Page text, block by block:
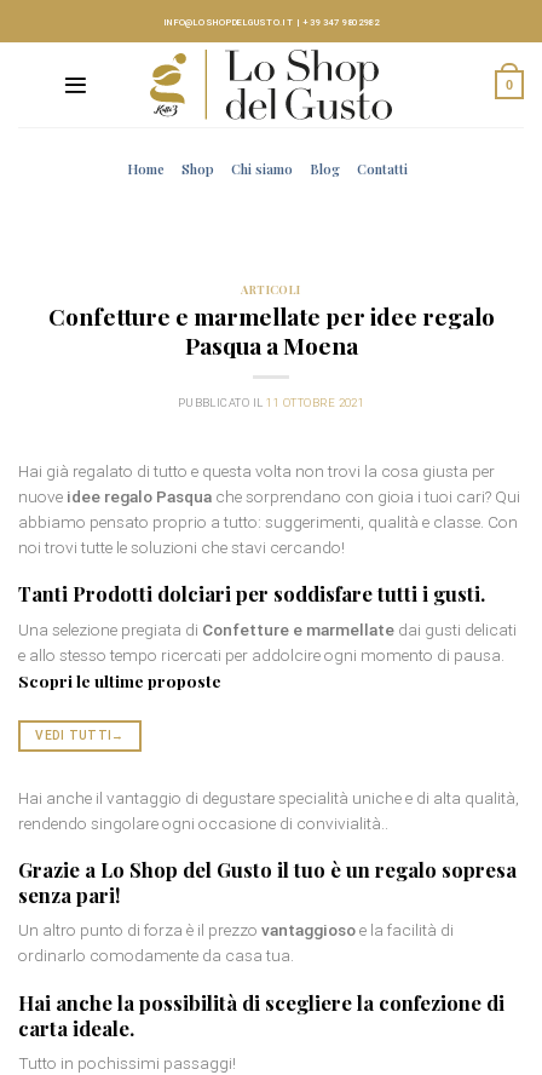
INFO@LOSHOPDELGUSTO.IT |+39 347 9802982
0
Home Shop Chi siamo Blog Contatti
ARTICOLI
Confetture e marmellate per idee regalo
Pasqua a Moena
PUBBLICATO IL11 OTTOBRE 2021
Hai già regalato di tutto e questa volta non trovi la cosa giusta per
nuove idee regalo Pasqua che sorprendano con gioia i tuoi cari? Qui
abbiamo pensato proprio a tutto: suggerimenti, qualità e classe. Con
noi trovi tutte le soluzioni che stavi cercando!
Tanti Prodotti dolciari per soddisfare tutti i gusti.
Una selezione pregiata di Confetture e marmellate dai gusti delicati
e allo stesso tempo ricercati per addolcire ogni momento di pausa.
Scopri le ultime proposte
VEDI TUTTI →
Hai anche il vantaggio di degustare specialità uniche e di alta qualità,
rendendo singolare ogni occasione di convivialità..
Grazie a Lo Shop del Gusto il tuo è un regalo sopresa
senza pari!
Un altro punto di forza è il prezzo vantaggiosoe la facilità di
ordinarlo comodamente da casa tua.
Hai anche la possibilità di scegliere la confezione di
carta ideale.
Tutto in pochissimi passaggi!